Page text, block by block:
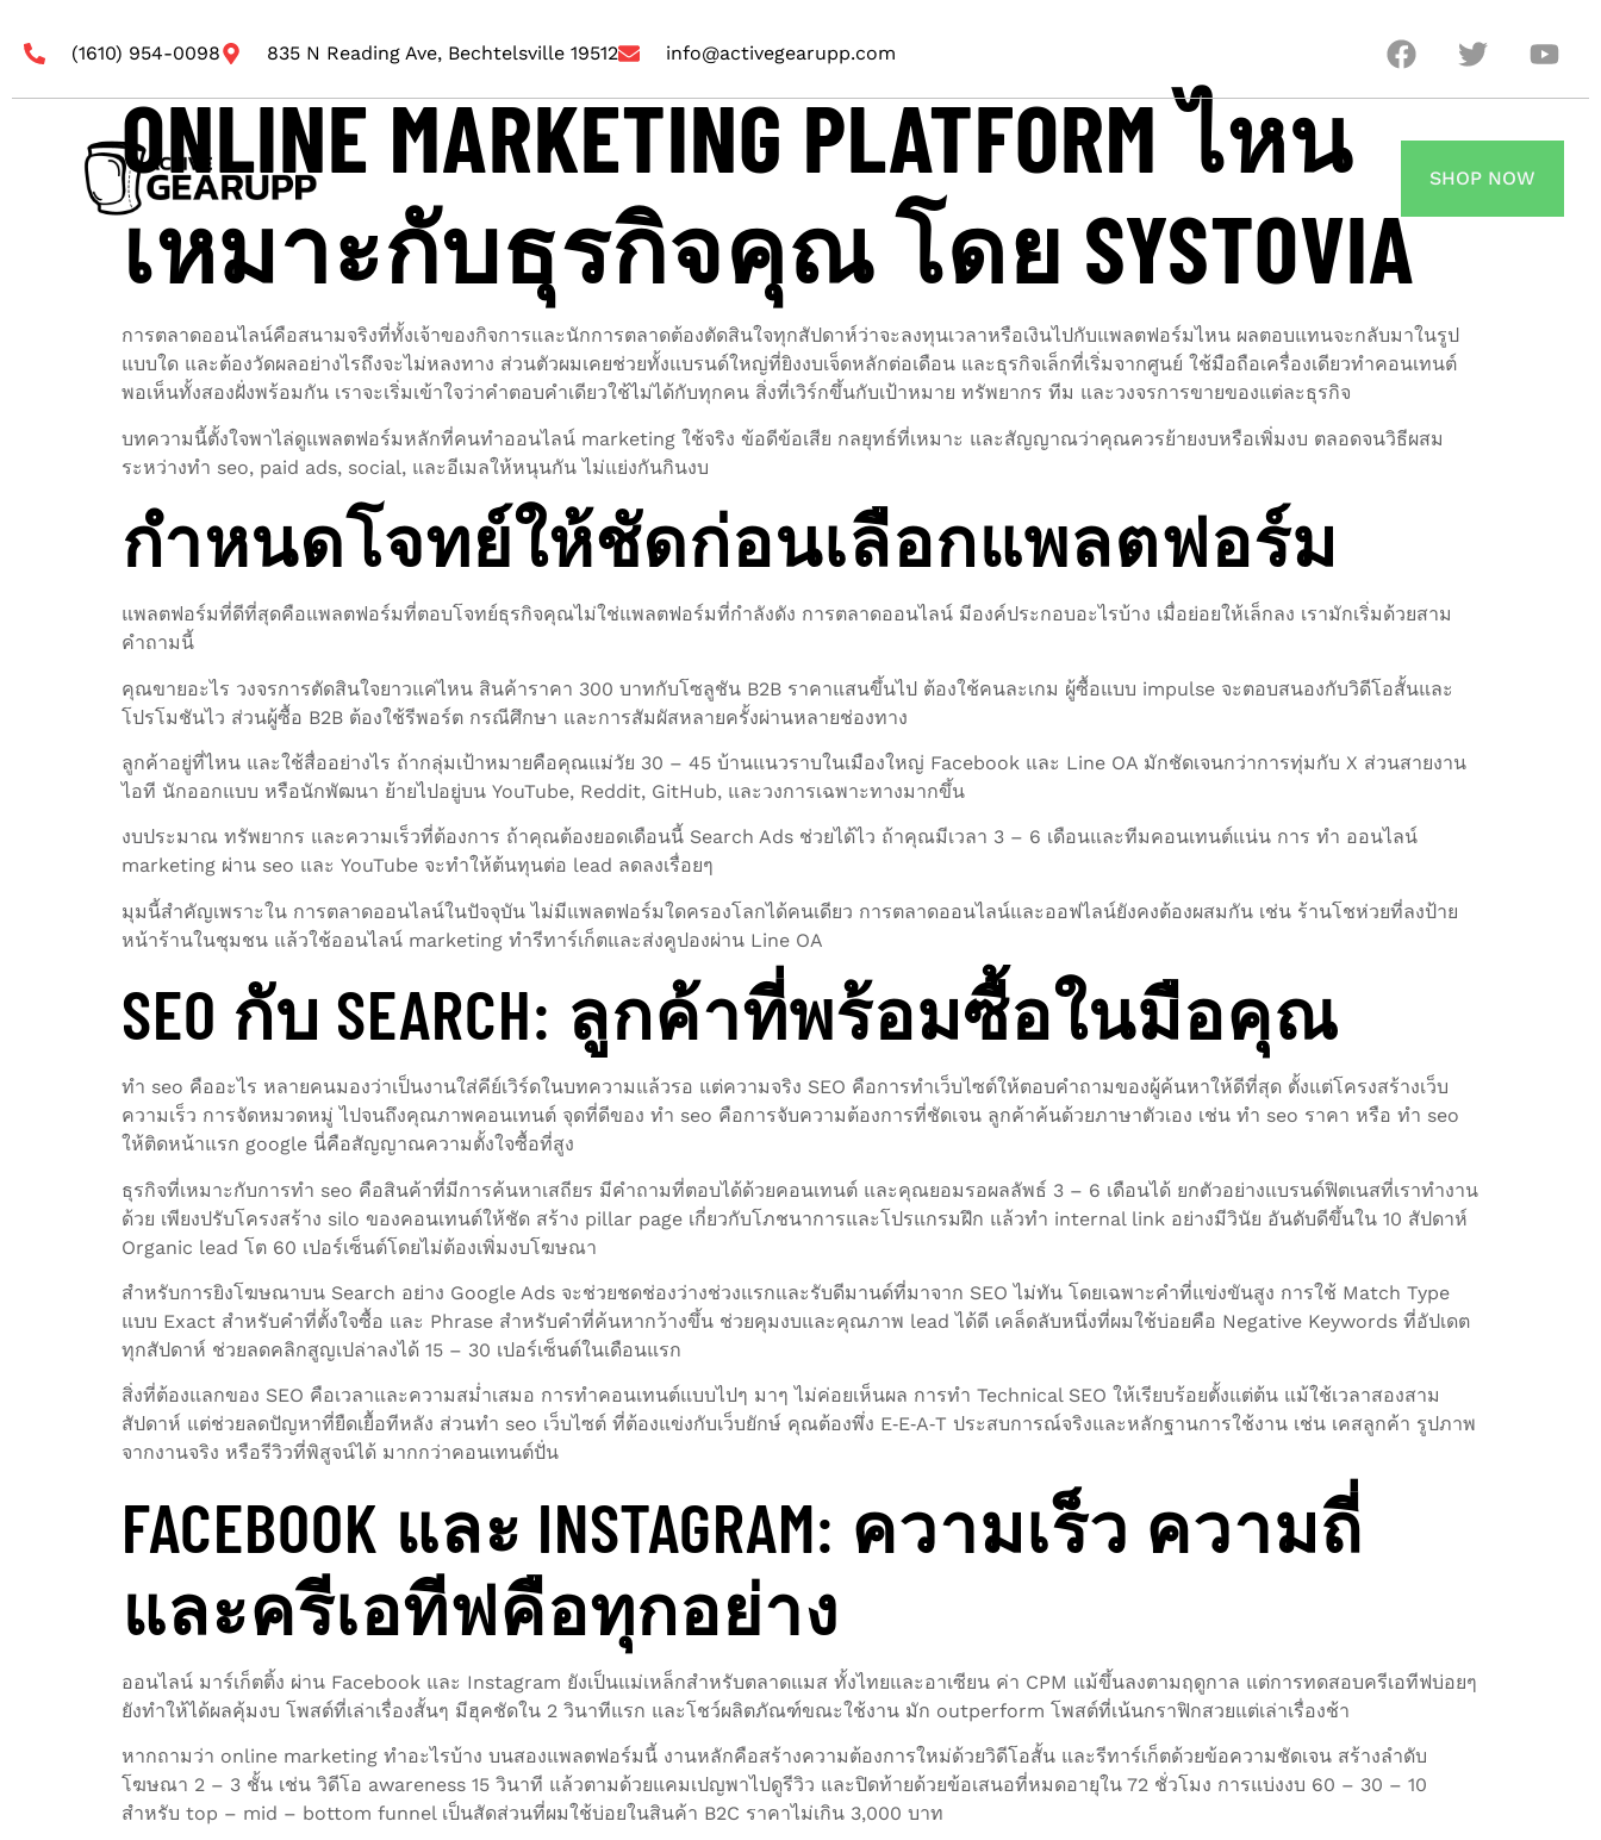
(1610) 954-0098 835 N Reading Ave, Bechtelsville 19512 info@activegearupp.com
SHOP NOW
ONLINE MARKETING PLATFORM ไหน
เหมาะกับธุรกิจคุณ โดย SYSTOVIA
การตลาดออนไลน์คือสนามจริงที่ทั้งเจ้าของกิจการและนักการตลาดต้องตัดสินใจทุกสัปดาห์ว่าจะลงทุนเวลาหรือเงินไปกับแพลตฟอร์มไหน ผลตอบแทนจะกลับมาในรูป
แบบใด และต้องวัดผลอย่างไรถึงจะไม่หลงทาง ส่วนตัวผมเคยช่วยทั้งแบรนด์ใหญ่ที่ยิงงบเจ็ดหลักต่อเดือน และธุรกิจเล็กที่เริ่มจากศูนย์ ใช้มือถือเครื่องเดียวทำคอนเทนต์
พอเห็นทั้งสองฝั่งพร้อมกัน เราจะเริ่มเข้าใจว่าคำตอบคำเดียวใช้ไม่ได้กับทุกคน สิ่งที่เวิร์กขึ้นกับเป้าหมาย ทรัพยากร ทีม และวงจรการขายของแต่ละธุรกิจ
บทความนี้ตั้งใจพาไล่ดูแพลตฟอร์มหลักที่คนทำออนไลน์ marketing ใช้จริง ข้อดีข้อเสีย กลยุทธ์ที่เหมาะ และสัญญาณว่าคุณควรย้ายงบหรือเพิ่มงบ ตลอดจนวิธีผสม
ระหว่างทำ seo, paid ads, social, และอีเมลให้หนุนกัน ไม่แย่งกันกินงบ
กำหนดโจทย์ให้ชัดก่อนเลือกแพลตฟอร์ม
แพลตฟอร์มที่ดีที่สุดคือแพลตฟอร์มที่ตอบโจทย์ธุรกิจคุณไม่ใช่แพลตฟอร์มที่กำลังดัง การตลาดออนไลน์ มีองค์ประกอบอะไรบ้าง เมื่อย่อยให้เล็กลง เรามักเริ่มด้วยสาม
คำถามนี้
คุณขายอะไร วงจรการตัดสินใจยาวแค่ไหน สินค้าราคา 300 บาทกับโซลูชัน B2B ราคาแสนขึ้นไป ต้องใช้คนละเกม ผู้ซื้อแบบ impulse จะตอบสนองกับวิดีโอสั้นและ
โปรโมชันไว ส่วนผู้ซื้อ B2B ต้องใช้รีพอร์ต กรณีศึกษา และการสัมผัสหลายครั้งผ่านหลายช่องทาง
ลูกค้าอยู่ที่ไหน และใช้สื่ออย่างไร ถ้ากลุ่มเป้าหมายคือคุณแม่วัย 30 – 45 บ้านแนวราบในเมืองใหญ่ Facebook และ Line OA มักชัดเจนกว่าการทุ่มกับ X ส่วนสายงาน
ไอที นักออกแบบ หรือนักพัฒนา ย้ายไปอยู่บน YouTube, Reddit, GitHub, และวงการเฉพาะทางมากขึ้น
งบประมาณ ทรัพยากร และความเร็วที่ต้องการ ถ้าคุณต้องยอดเดือนนี้ Search Ads ช่วยได้ไว ถ้าคุณมีเวลา 3 – 6 เดือนและทีมคอนเทนต์แน่น การ ทํา ออนไลน์
marketing ผ่าน seo และ YouTube จะทำให้ต้นทุนต่อ lead ลดลงเรื่อยๆ
มุมนี้สำคัญเพราะใน การตลาดออนไลน์ในปัจจุบัน ไม่มีแพลตฟอร์มใดครองโลกได้คนเดียว การตลาดออนไลน์และออฟไลน์ยังคงต้องผสมกัน เช่น ร้านโชห่วยที่ลงป้าย
หน้าร้านในชุมชน แล้วใช้ออนไลน์ marketing ทำรีทาร์เก็ตและส่งคูปองผ่าน Line OA
SEO กับ SEARCH: ลูกค้าที่พร้อมซื้อในมือคุณ
ทํา seo คืออะไร หลายคนมองว่าเป็นงานใส่คีย์เวิร์ดในบทความแล้วรอ แต่ความจริง SEO คือการทำเว็บไซต์ให้ตอบคำถามของผู้ค้นหาให้ดีที่สุด ตั้งแต่โครงสร้างเว็บ
ความเร็ว การจัดหมวดหมู่ ไปจนถึงคุณภาพคอนเทนต์ จุดที่ดีของ ทำ seo คือการจับความต้องการที่ชัดเจน ลูกค้าค้นด้วยภาษาตัวเอง เช่น ทํา seo ราคา หรือ ทํา seo
ให้ติดหน้าแรก google นี่คือสัญญาณความตั้งใจซื้อที่สูง
ธุรกิจที่เหมาะกับการทำ seo คือสินค้าที่มีการค้นหาเสถียร มีคำถามที่ตอบได้ด้วยคอนเทนต์ และคุณยอมรอผลลัพธ์ 3 – 6 เดือนได้ ยกตัวอย่างแบรนด์ฟิตเนสที่เราทำงาน
ด้วย เพียงปรับโครงสร้าง silo ของคอนเทนต์ให้ชัด สร้าง pillar page เกี่ยวกับโภชนาการและโปรแกรมฝึก แล้วทำ internal link อย่างมีวินัย อันดับดีขึ้นใน 10 สัปดาห์
Organic lead โต 60 เปอร์เซ็นต์โดยไม่ต้องเพิ่มงบโฆษณา
สำหรับการยิงโฆษณาบน Search อย่าง Google Ads จะช่วยชดช่องว่างช่วงแรกและรับดีมานด์ที่มาจาก SEO ไม่ทัน โดยเฉพาะคำที่แข่งขันสูง การใช้ Match Type
แบบ Exact สำหรับคำที่ตั้งใจซื้อ และ Phrase สำหรับคำที่ค้นหากว้างขึ้น ช่วยคุมงบและคุณภาพ lead ได้ดี เคล็ดลับหนึ่งที่ผมใช้บ่อยคือ Negative Keywords ที่อัปเดต
ทุกสัปดาห์ ช่วยลดคลิกสูญเปล่าลงได้ 15 – 30 เปอร์เซ็นต์ในเดือนแรก
สิ่งที่ต้องแลกของ SEO คือเวลาและความสม่ำเสมอ การทำคอนเทนต์แบบไปๆ มาๆ ไม่ค่อยเห็นผล การทำ Technical SEO ให้เรียบร้อยตั้งแต่ต้น แม้ใช้เวลาสองสาม
สัปดาห์ แต่ช่วยลดปัญหาที่ยืดเยื้อทีหลัง ส่วนทํา seo เว็บไซต์ ที่ต้องแข่งกับเว็บยักษ์ คุณต้องพึ่ง E‑E‑A‑T ประสบการณ์จริงและหลักฐานการใช้งาน เช่น เคสลูกค้า รูปภาพ
จากงานจริง หรือรีวิวที่พิสูจน์ได้ มากกว่าคอนเทนต์ปั่น
FACEBOOK และ INSTAGRAM: ความเร็ว ความถี่
และครีเอทีฟคือทุกอย่าง
ออนไลน์ มาร์เก็ตติ้ง ผ่าน Facebook และ Instagram ยังเป็นแม่เหล็กสำหรับตลาดแมส ทั้งไทยและอาเซียน ค่า CPM แม้ขึ้นลงตามฤดูกาล แต่การทดสอบครีเอทีฟบ่อยๆ
ยังทำให้ได้ผลคุ้มงบ โพสต์ที่เล่าเรื่องสั้นๆ มีฮุคชัดใน 2 วินาทีแรก และโชว์ผลิตภัณฑ์ขณะใช้งาน มัก outperform โพสต์ที่เน้นกราฟิกสวยแต่เล่าเรื่องช้า
หากถามว่า online marketing ทําอะไรบ้าง บนสองแพลตฟอร์มนี้ งานหลักคือสร้างความต้องการใหม่ด้วยวิดีโอสั้น และรีทาร์เก็ตด้วยข้อความชัดเจน สร้างลำดับ
โฆษณา 2 – 3 ชั้น เช่น วิดีโอ awareness 15 วินาที แล้วตามด้วยแคมเปญพาไปดูรีวิว และปิดท้ายด้วยข้อเสนอที่หมดอายุใน 72 ชั่วโมง การแบ่งงบ 60 – 30 – 10
สำหรับ top – mid – bottom funnel เป็นสัดส่วนที่ผมใช้บ่อยในสินค้า B2C ราคาไม่เกิน 3,000 บาท